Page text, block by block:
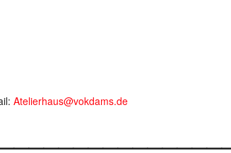
Atelierhaus@vokdams.de